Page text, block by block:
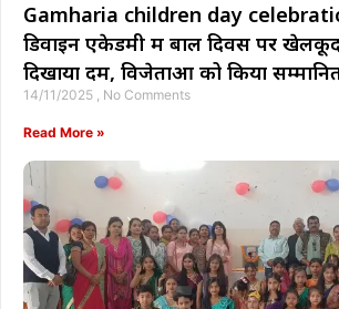
Gamharia children day
डिवाइन एकेडमी में बाल दिवस पर
दिखाया दम, विजेताओं को किया
14/11/2025 No Comments
Read More »